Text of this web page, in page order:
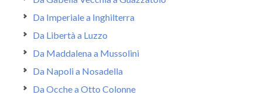
Da Imperiale a Inghilterra
Da Libertà a Luzzo
Da Maddalena a Mussolini
Da Napoli a Nosadella
Da Ocche a Otto Colonne